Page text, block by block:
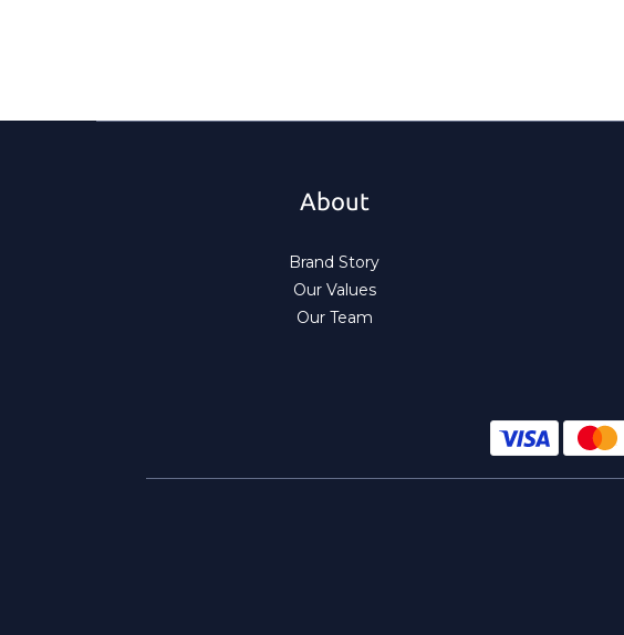
About
Brand Story
Our Values
Our Team